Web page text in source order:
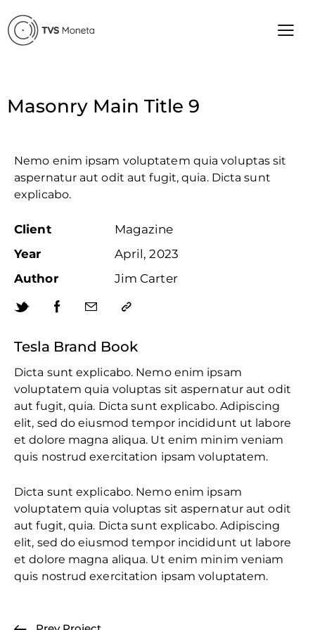
Masonry Main Title 9
Nemo enim ipsam voluptatem quia voluptas sit
aspernatur aut odit aut fugit, quia. Dicta sunt
explicabo.
Client
Magazine
Year
April, 2023
Author
Jim Carter
Tesla Brand Book
Dicta sunt explicabo. Nemo enim ipsam
voluptatem quia voluptas sit aspernatur aut odit
aut fugit, quia. Dicta sunt explicabo. Adipiscing
elit, sed do eiusmod tempor incididunt ut labore
et dolore magna aliqua. Ut enim minim veniam
quis nostrud exercitation ipsam voluptatem.
Dicta sunt explicabo. Nemo enim ipsam
voluptatem quia voluptas sit aspernatur aut odit
aut fugit, quia. Dicta sunt explicabo. Adipiscing
elit, sed do eiusmod tempor incididunt ut labore
et dolore magna aliqua. Ut enim minim veniam
quis nostrud exercitation ipsam voluptatem.